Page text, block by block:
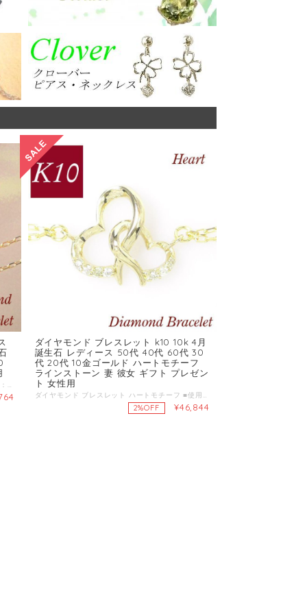
ダイヤモンド ブレスレット ゴールド ■使用素材：K10(10金ゴールド)刻印有り ■天然ダイヤモンド5石 合計0.05ct ■リングパーツ部分：約6.5mm ■全長約18cm（サイズ調節アジャスター部分3cm含む）刻印有 ■ケース・品質保証書付 ■ご注文日から13営業日後の発送となります。 ■商品カテゴリ k10 10金 母の日 ホワイトデー バレンタイン ギフト プレゼント 妻 彼女 サプライズ ジュエリー アクセサリー 金 ゴールド 通販 贈り物 クリスマスプレゼント 結婚記念日 結婚式
ダイヤモンド ブレスレット k10 10k 4月
誕生石 レディース 50代 40代 60代 30
代 20代 10金ゴールド ハートモチーフ
ラインストーン 妻 彼女 ギフト プレゼン
ト 女性用
ダイヤモンド ブレスレット ハートモチーフ ■使用素材：K10(10金ゴールド) ■天然ダイヤモンド7石 合計0.03ct ■ハートパーツ約12x12mm 厚さ約4.5mm ■全長約18cm(サイズ調節アジャスター部分3cm含む) ■チェーン1本の太さ約1mm K10刻印有 ■ケース・品質保証書付 ■13営業日前後の発送となります。
2%OFF ¥46,844